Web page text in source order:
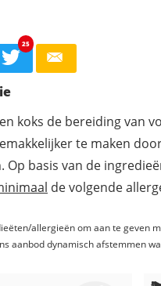
25
koks de bereiding van
te maken
Op basis van de
de volgende
allergieën om aan te geven
aanbod dynamisch afstemmen